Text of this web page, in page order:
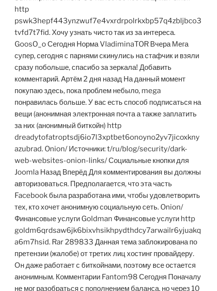
http
pswk3hepf443ynzwuf7e4vxrdrpolrkxbp57q4zbljbco3
tvfd7t7fid. Хочу узнать чисто так из за интереса.
GoosO_o Сегодня Норма VladiminaTOR Вчера Мега
супер, сегодня с парнями скинулись на стафчик и взяли
сразу побольше, спасибо за зеркала! Добавить
комментарий. Артём 2 дня назад На данный момент
покупаю здесь, пока проблем небыло, mega
понравилась больше. У вас есть способ подписаться на
вещи (анонимная электронная почта а также заплатить
за них (анонимный биткойн) http
dreadytofatroptsdj6io7l3xptbet6onoyno2yv7jicoxkny
azubrad. Onion/ Источники: t/ru/blog/security/dark-
web-websites-onion-links/ Социальные кнопки для
Joomla Назад Вперёд Для комментирования вы должны
авторизоваться. Предполагается, что эта часть
Facebook была разработана ими, чтобы удовлетворить
тех, кто хочет анонимную социальную сеть. Onion/
Финансовые услуги Goldman Финансовые услуги http
goldm6qrdsaw6jk6bixvhsikhpydthdcy7arwailr6yjuakq
a6m7hsid. Rar 289833 Данная тема заблокирована по
претензии (жалобе) от третих лиц хостинг провайдеру.
Он даже работает с биткойнами, поэтому все остается
анонимным. Комментарии Fantom98 Сегодня Поначалу
не мог разобраться с пополнением баланса, но через 10